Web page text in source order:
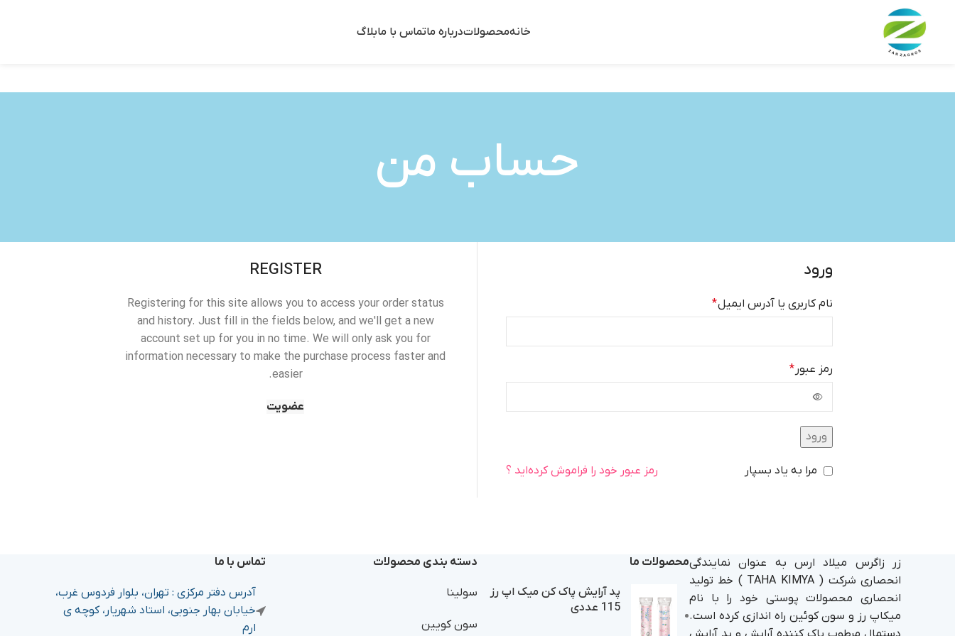
خانهمحصولاتدرباره ماتماس با مابلاگ
حساب من
ورود
نام کاربری یا آدرس ایمیل*
رمز عبور *
ورود
رمز عبور خود را فراموش کرده‌اید ؟ مرا به یاد بسپار
REGISTER
Registering for this site allows you to access your order status
and history. Just fill in the fields below, and we'll get a new
account set up for you in no time. We will only ask you for
information necessary to make the purchase process faster and
easier.
عضویت
زر زاگرس میلاد ارس به عنوان نمایندگی
انحصاری شرکت ( TAHA KIMYA ) خط تولید
انحصاری محصولات پوستی خود را با نام
میکاپ رز و سون کوئین راه اندازی کرده است.
محصولات ما
پد آرایش پاک کن میک اپ رز
115 عددی
دسته بندی محصولات
سولینا
سون کویین
تماس با ما
آدرس دفتر مرکزی : تهران، بلوار فردوس غرب،
خیابان بهار جنوبی، استاد شهریار، کوچه ی
ارم